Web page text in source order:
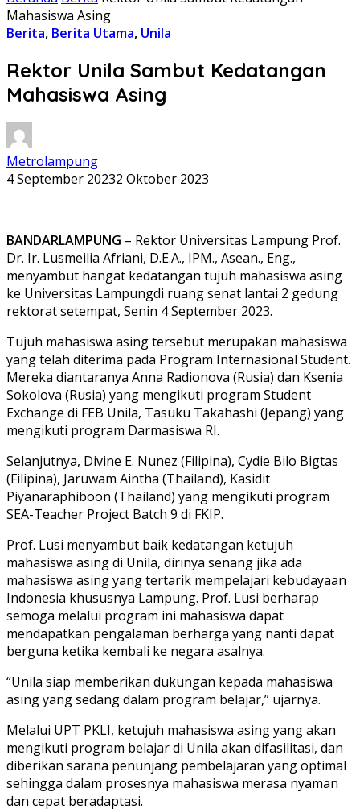
Mahasiswa Asing
Berita, Berita Utama, Unila
Rektor Unila Sambut Kedatangan
Mahasiswa Asing
Metrolampung
4 September 20232 Oktober 2023
BANDARLAMPUNG – Rektor Universitas Lampung Prof.
Dr. Ir. Lusmeilia Afriani, D.E.A., IPM., Asean., Eng.,
menyambut hangat kedatangan tujuh mahasiswa asing
ke Universitas Lampungdi ruang senat lantai 2 gedung
rektorat setempat, Senin 4 September 2023.
Tujuh mahasiswa asing tersebut merupakan mahasiswa
yang telah diterima pada Program Internasional Student.
Mereka diantaranya Anna Radionova (Rusia) dan Ksenia
Sokolova (Rusia) yang mengikuti program Student
Exchange di FEB Unila, Tasuku Takahashi (Jepang) yang
mengikuti program Darmasiswa RI.
Selanjutnya, Divine E. Nunez (Filipina), Cydie Bilo Bigtas
(Filipina), Jaruwam Aintha (Thailand), Kasidit
Piyanaraphiboon (Thailand) yang mengikuti program
SEA-Teacher Project Batch 9 di FKIP.
Prof. Lusi menyambut baik kedatangan ketujuh
mahasiswa asing di Unila, dirinya senang jika ada
mahasiswa asing yang tertarik mempelajari kebudayaan
Indonesia khususnya Lampung. Prof. Lusi berharap
semoga melalui program ini mahasiswa dapat
mendapatkan pengalaman berharga yang nanti dapat
berguna ketika kembali ke negara asalnya.
“Unila siap memberikan dukungan kepada mahasiswa
asing yang sedang dalam program belajar,” ujarnya.
Melalui UPT PKLI, ketujuh mahasiswa asing yang akan
mengikuti program belajar di Unila akan difasilitasi, dan
diberikan sarana penunjang pembelajaran yang optimal
sehingga dalam prosesnya mahasiswa merasa nyaman
dan cepat beradaptasi.